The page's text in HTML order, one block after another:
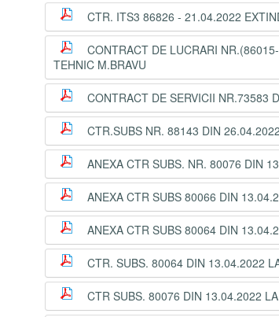
CTR. ITS3 86826 - 21.04.2022
CONTRACT DE LUCRARI
TEHNIC M.BRAVU
CONTRACT DE SERVICII NR.73583
CTR.SUBS NR. 88143 DIN
ANEXA CTR SUBS. NR. 80076 DIN
ANEXA CTR SUBS 80066 DIN
ANEXA CTR SUBS 80064 DIN
CTR. SUBS. 80064 DIN 13.04.2022
CTR SUBS. 80076 DIN 13.04.2022